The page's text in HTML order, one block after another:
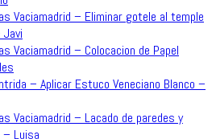
Vaciamadrid – Eliminar gotele al temple
Vaciamadrid – Colocacion de Papel
– Aplicar Estuco Veneciano Blanco –
Vaciamadrid – Lacado de paredes y
Luisa